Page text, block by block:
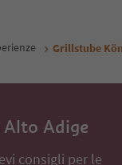
Grillstube
Alto Adige
consigli per le